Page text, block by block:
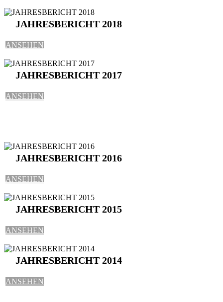
JAHRESBERICHT 2018
ANSEHEN
JAHRESBERICHT 2017
ANSEHEN
JAHRESBERICHT 2016
ANSEHEN
JAHRESBERICHT 2015
ANSEHEN
JAHRESBERICHT 2014
ANSEHEN